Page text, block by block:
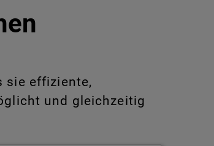
sie effiziente,
und gleichzeitig